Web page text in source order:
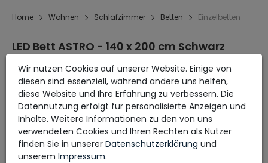
Home Wohnen Schlafzimmer Betten Einzelbetten
LED Bett ASTRO - 140 x 200 cm Schwarz
Aufbauanleitung
Wir nutzen Cookies auf unserer Website. Einige von
diesen sind essenziell, während andere uns helfen,
diese Website und Ihre Erfahrung zu verbessern. Die
Datennutzung erfolgt für personalisierte Anzeigen und
Inhalte. Weitere Informationen zu den von uns
verwendeten Cookies und Ihren Rechten als Nutzer
finden Sie in unserer Daten­schutz­erklärung und
unserem Impressum.